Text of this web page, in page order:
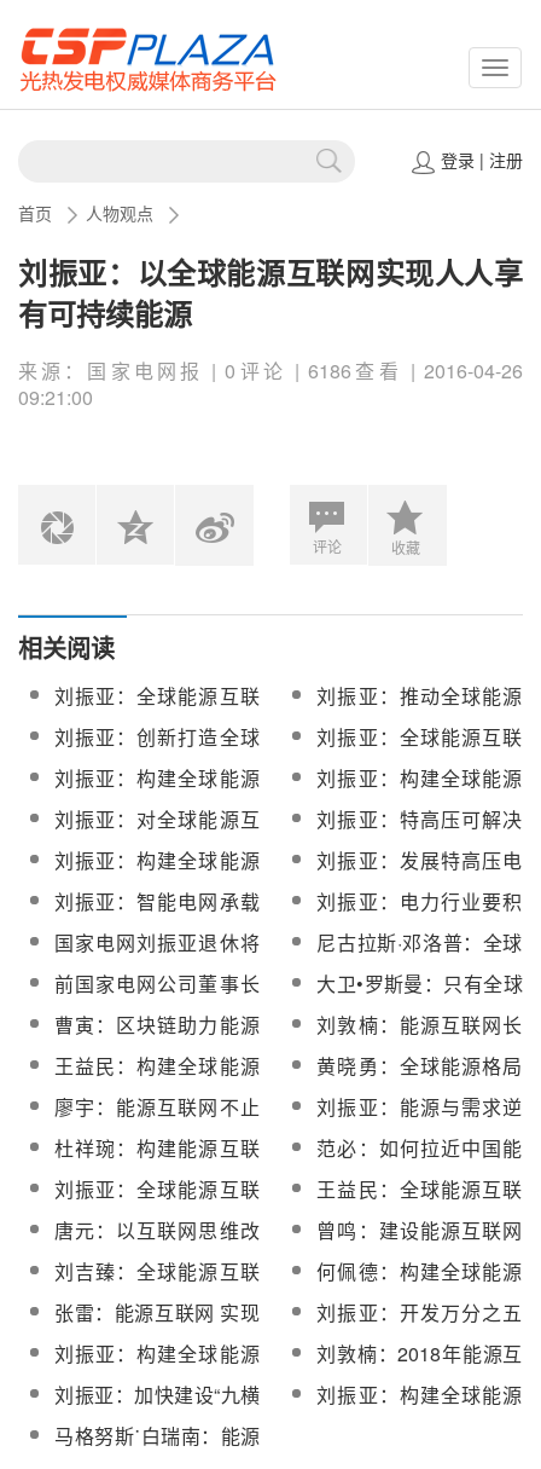
登录| 注册
首页 人物观点
刘振亚：以全球能源互联网实现人人享
有可持续能源
来源：国家电网报 | 0评论 | 6186查看 | 2016-04-26
09:21:00
评论 收藏
相关阅读
刘振亚：全球能源互联
网在技术、投资方面已
具备现实条件
刘振亚：推动全球能源
互联网从战略构想走向
共同行动
刘振亚：创新打造全球
能源互联网的中国力量
刘振亚：全球能源互联
网将以电网为中心
刘振亚：构建全球能源
互联网是清洁发展的必
由之路
刘振亚：构建全球能源
互联网的四个重点
刘振亚：对全球能源互
联网充满信心和期待
刘振亚：特高压可解决
不稳定新能源的输电问
题
刘振亚：构建全球能源
互联网
刘振亚：发展特高压电
网 破解雾霾困局
刘振亚：智能电网承载
并推动第三次工业革命
刘振亚：电力行业要积
极攻关光热发电技术
国家电网刘振亚退休将
给电力行业带来什么影
响？
尼古拉斯·邓洛普：全球
能源互联网将为全球带
来巨大商机
前国家电网公司董事长
刘振亚身上的三个标签
大卫•罗斯曼：只有全球
能源互联网才能解决人
类能源问题
曹寅：区块链助力能源
互联网加速落地
刘敦楠：能源互联网长
期发展中的八个关键问
题
王益民：构建全球能源
互联网意义重大
黄晓勇：全球能源格局
正在发生深刻的变化
廖宇：能源互联网不止
是能源+互联网
刘振亚：能源与需求逆
向分布决定中国必须选
择特高压
杜祥琬：构建能源互联
网需三化两结合
范必：如何拉近中国能
源与互联网世界的距
离？
刘振亚：全球能源互联
网已实现关键领域突破
王益民：全球能源互联
网是一带一路建设的最
好载体
唐元：以互联网思维改
造传统电力系统
曾鸣：建设能源互联网
的四个主要路径
刘吉臻：全球能源互联
网建设已开启实战模式
何佩德：构建全球能源
互联网意义非同凡响
张雷：能源互联网 实现
绿托邦
刘振亚：开发万分之五
清洁能源即可满足人类
能源需求
刘振亚：构建全球能源
互联网是加快能源转型
的必由之路
刘敦楠：2018年能源互
联网的商业模式将不断
推陈出新
刘振亚：加快建设“九横
九纵”全球能源互联网骨
干网架
刘振亚：构建全球能源
马格努斯˙白瑞南：能源